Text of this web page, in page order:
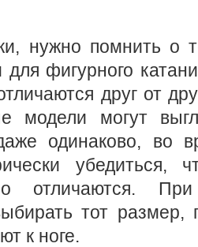
нужно помнить о
для фигурного
друг от
модели могут
одинаково, во
убедиться,
отличаются.
тот размер,
к ноге.